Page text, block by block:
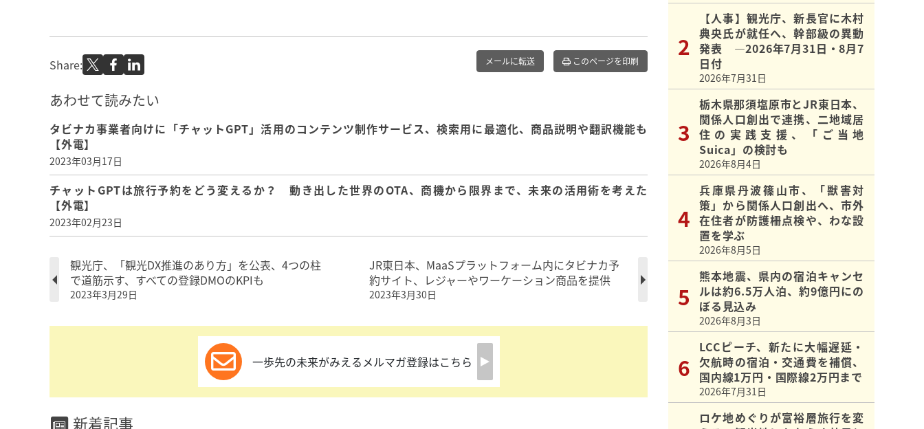
Share: メールに転送 このページを印刷
あわせて読みたい
タビナカ事業者向けに「チャットGPT」活用のコンテンツ制作サービス、検索用に最適化、商品説明や翻訳機能も
【外電】
2023年03月17日
チャットGPTは旅行予約をどう変えるか？ 動き出した世界のOTA、商機から限界まで、未来の活用術を考えた
【外電】
2023年02月23日
観光庁、「観光DX推進のあり方」を公表、4つの柱
で道筋示す、すべての登録DMOのKPIも
2023年3月29日
JR東日本、MaaSプラットフォーム内にタビナカ予
約サイト、レジャーやワーケーション商品を提供
2023年3月30日
一歩先の未来がみえるメルマガ登録はこちら
新着記事
【人事】観光庁、新長官に木村
典央氏が就任へ、幹部級の異動
発表 ―2026年7月31日・8月7
日付
2026年7月31日
栃木県那須塩原市とJR東日本、
関係人口創出で連携、二地域居
住の実践支援、「ご当地
Suica」の検討も
2026年8月4日
兵庫県丹波篠山市、「獣害対
策」から関係人口創出へ、市外
在住者が防護柵点検や、わな設
置を学ぶ
2026年8月5日
熊本地震、県内の宿泊キャンセ
ルは約6.5万人泊、約9億円にの
ぼる見込み
2026年8月3日
LCCピーチ、新たに大幅遅延・
欠航時の宿泊・交通費を補償、
国内線1万円・国際線2万円まで
2026年7月31日
ロケ地めぐりが富裕層旅行を変